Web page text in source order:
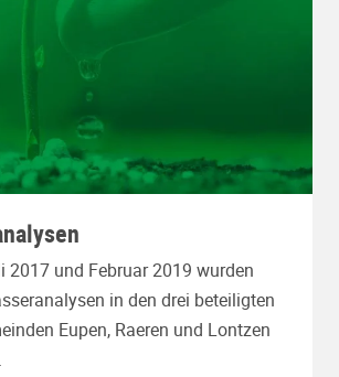
2017 und Februar 2019 wurden
in den drei beteiligten
Eupen, Raeren und Lontzen